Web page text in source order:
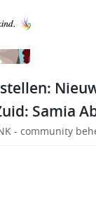
Samia
- community